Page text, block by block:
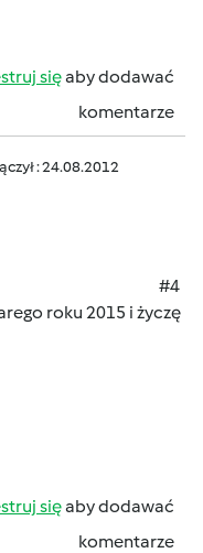
sięaby dodawać
komentarze
: 24.08.2012
#4
roku 2015 i życzę
sięaby dodawać
komentarze